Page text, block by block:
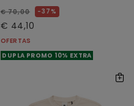
€ 70,00 37%
€ 44,10
OFERTAS
DUPLA PROMO 10% EXTRA